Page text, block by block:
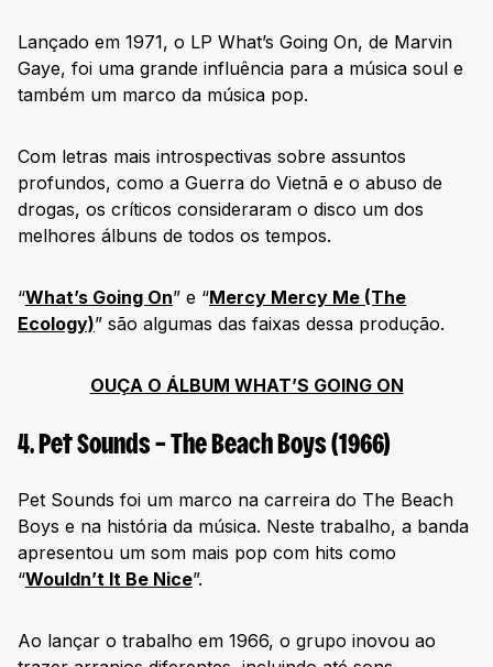
90. After the Gold Rush – Neil Young (1970)
91. Darkness on the Edge of Town – Bruce Springsteen
(1978)
93. Supa Dupa Fly – Missy “Misdemeanor” Elliott (1997)
94. Fun House – The Stooges (1970)
95. Take Care – Drake (2011)
97. Master of Puppets – Metallica (1986)
99. Red – Taylor Swift (2012)
101. Folklore – Taylor Swift (2020)
102. The Clash – The Clash (1977)
103. Three Feet High And Rising – De La Soul (1989)
104. Sticky Fingers – The Rolling Stones (1971)
106. Live Through This – Hole (1994)
Lançado em 1971, o LP What’s Going On, de Marvin
Gaye, foi uma grande influência para a música soul e
também um marco da música pop.
Com letras mais introspectivas sobre assuntos
profundos, como a Guerra do Vietnã e o abuso de
drogas, os críticos consideraram o disco um dos
melhores álbuns de todos os tempos.
“What’s Going On” e “Mercy Mercy Me (The
Ecology)” são algumas das faixas dessa produção.
OUÇA O ÁLBUM WHAT’S GOING ON
4. Pet Sounds – The Beach Boys (1966)
Pet Sounds foi um marco na carreira do The Beach
Boys e na história da música. Neste trabalho, a banda
apresentou um som mais pop com hits como
“Wouldn’t It Be Nice”.
Ao lançar o trabalho em 1966, o grupo inovou ao